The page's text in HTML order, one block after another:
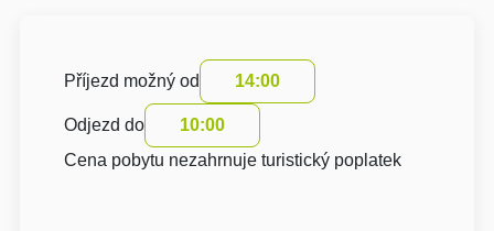
Příjezd možný od 14:00
Odjezd do
10:00
Cena pobytu nezahrnuje turistický poplatek